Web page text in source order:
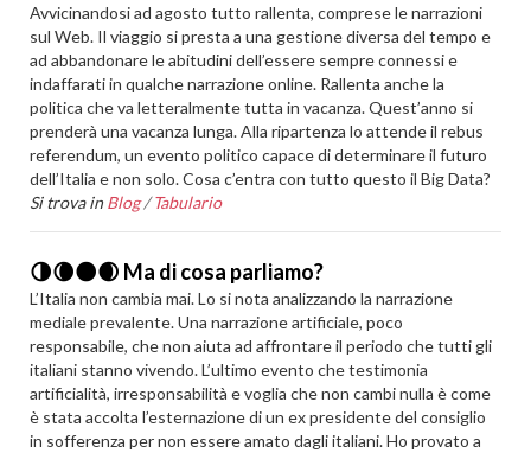
Avvicinandosi ad agosto tutto rallenta, comprese le narrazioni
sul Web. Il viaggio si presta a una gestione diversa del tempo e
ad abbandonare le abitudini dell’essere sempre connessi e
indaffarati in qualche narrazione online. Rallenta anche la
politica che va letteralmente tutta in vacanza. Quest’anno si
prenderà una vacanza lunga. Alla ripartenza lo attende il rebus
referendum, un evento politico capace di determinare il futuro
dell’Italia e non solo. Cosa c’entra con tutto questo il Big Data?
Si trova in Blog /Tabulario
🌗🌘🌑🌒 Ma di cosa parliamo?
L’Italia non cambia mai. Lo si nota analizzando la narrazione
mediale prevalente. Una narrazione artificiale, poco
responsabile, che non aiuta ad affrontare il periodo che tutti gli
italiani stanno vivendo. L’ultimo evento che testimonia
artificialità, irresponsabilità e voglia che non cambi nulla è come
è stata accolta l’esternazione di un ex presidente del consiglio
in sofferenza per non essere amato dagli italiani. Ho provato a